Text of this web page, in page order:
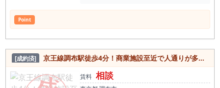
Point
[成約済] 京王線調布駅徒歩4分！商業施設至近で人通りが多く視認性良好◎希少な1階居抜き物件
賃料 相談